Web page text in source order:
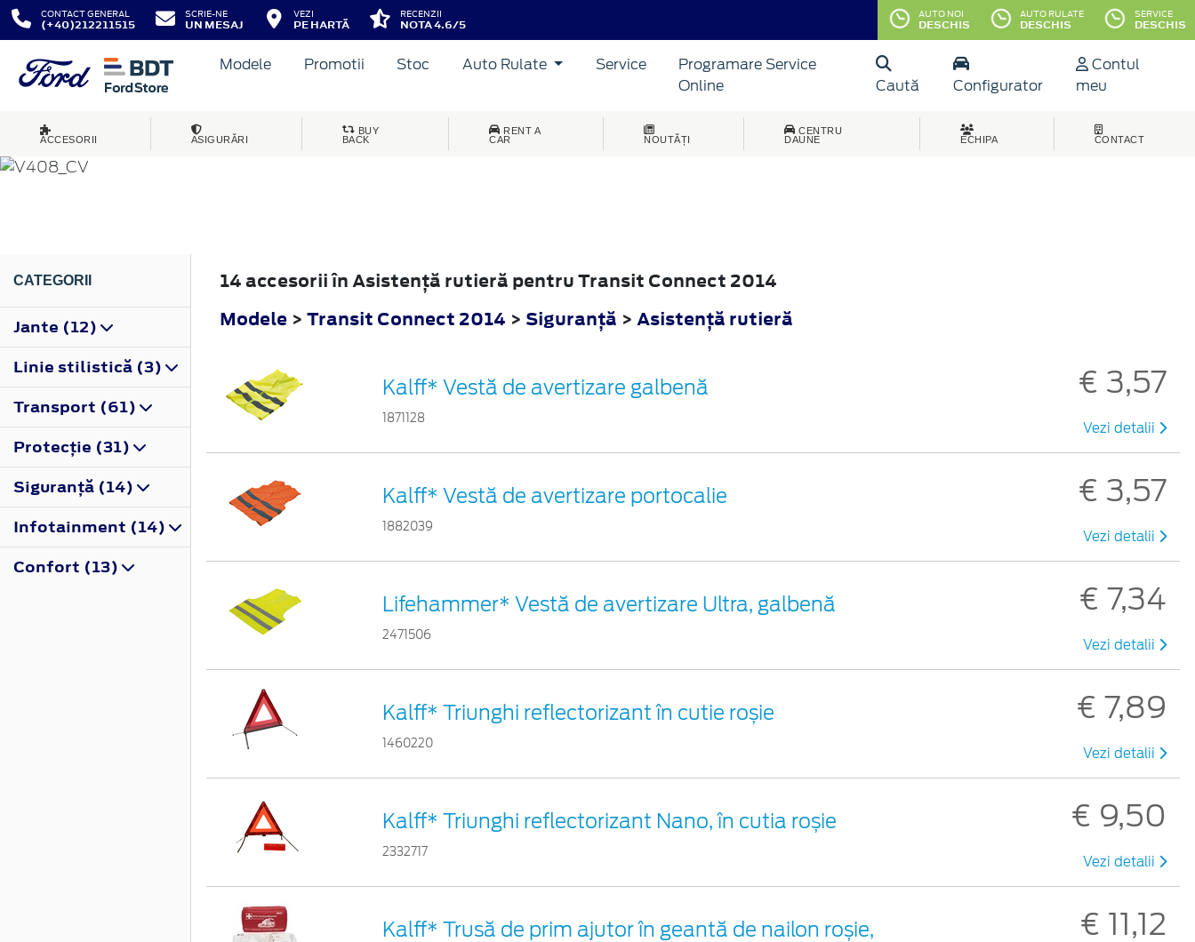
CONTACT GENERAL
(+40)212211515
SCRIE-NE
UN MESAJ
VEZI
PE HARTĂ
RECENZII
NOTA 4.6/5
AUTO NOI
DESCHIS
AUTO RULATE
DESCHIS
SERVICE
DESCHIS
Modele Promotii Stoc Auto Rulate Service
Programare Service
Online
Caută Configurator
Contul
meu
ACCESORII ASIGURĂRI
BUY
BACK
RENT A
CAR
NOUTĂȚI
CENTRU
DAUNE
ECHIPA CONTACT
TRANSIT CONNECT
CATEGORII
Jante (12)
Linie stilistică (3)
Transport (61)
Protecţie (31)
Siguranţă (14)
Infotainment (14)
Confort (13)
14 accesorii în Asistenţă rutieră pentru Transit Connect 2014
Modele > Transit Connect 2014 > Siguranţă > Asistenţă rutieră
Kalff* Vestă de avertizare galbenă
1871128
€ 3,57
Vezi detalii
Kalff* Vestă de avertizare portocalie
1882039
€ 3,57
Vezi detalii
Lifehammer* Vestă de avertizare Ultra, galbenă
2471506
€ 7,34
Vezi detalii
Kalff* Triunghi reflectorizant în cutie roșie
1460220
€ 7,89
Vezi detalii
Kalff* Triunghi reflectorizant Nano, în cutia roșie
2332717
€ 9,50
Vezi detalii
Kalff* Trusă de prim ajutor în geantă de nailon roșie,
€ 11,12